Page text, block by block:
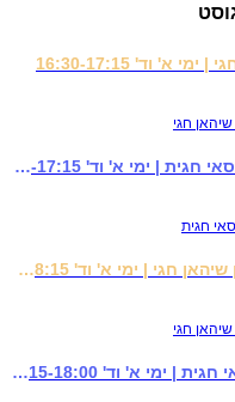
2026 קראטה מתקדם ילדים (4-6) - סנסאי חגית | ימי א' וד' 16:30-17:15
2026 קראטה מתקדם ילדים (5-6) - ג'ון שיהאן חגי | ימי א' וד' 17:15-18:15
2026 קראטה מתח' ילדים (4-6) - סנסאי חגית | ימי א' וד' 17:15-18:00